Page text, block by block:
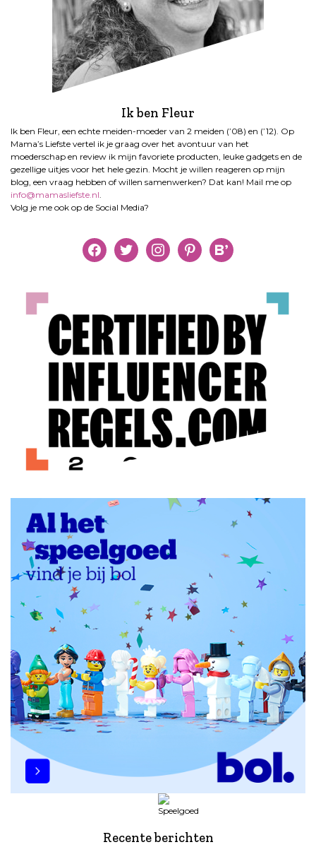
Ik ben Fleur
Ik ben Fleur, een echte meiden-moeder van 2 meiden (’08) en (’12). Op
Mama’s Liefste vertel ik je graag over het avontuur van het
moederschap en review ik mijn favoriete producten, leuke gadgets en de
gezellige uitjes voor het hele gezin. Mocht je willen reageren op mijn
blog, een vraag hebben of willen samenwerken? Dat kan! Mail me op
info@mamasliefste.nl.
Volg je me ook op de Social Media?
facebooktwitter instagrampinterestbloglovin
Recente berichten